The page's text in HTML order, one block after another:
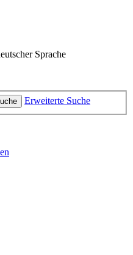
Sprache
Erweiterte Suche